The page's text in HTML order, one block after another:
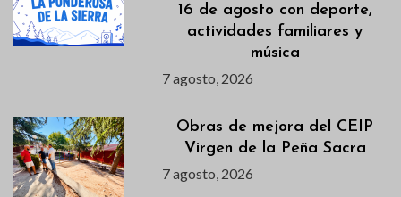
16 de agosto con deporte,
actividades familiares y
música
7 agosto, 2026
Obras de mejora del CEIP
Virgen de la Peña Sacra
7 agosto, 2026